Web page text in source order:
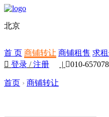
北京
首 页 商铺转让 商铺租售 求
 登录 /注册 | 010-
首页 › 商铺转让